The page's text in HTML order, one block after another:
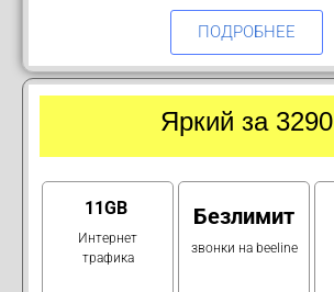
ПОДРОБНЕЕ
Яркий за 3290
11GB
Интернет
трафика
Безлимит
звонки на beeline